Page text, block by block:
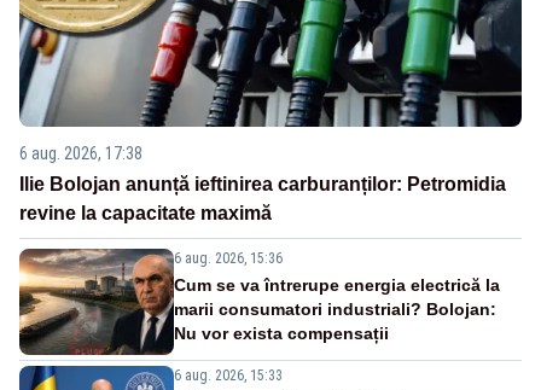
6 aug. 2026, 17:38
Ilie Bolojan anunță ieftinirea carburanților: Petromidia
revine la capacitate maximă
6 aug. 2026, 15:36
Cum se va întrerupe energia electrică la
marii consumatori industriali? Bolojan:
Nu vor exista compensații
6 aug. 2026, 15:33